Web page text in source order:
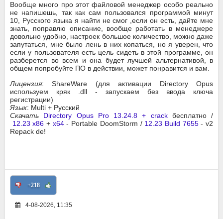
Вообще много про этот файловой менеджер особо реально
не напишешь, так как сам пользовался программой минут
10, Русского языка я найти не смог ,если он есть, дайте мне
знать, поправлю описание, вообще работать в менеджере
довольно удобно, настроек большое количество, можно даже
запутаться, мне было лень в них копаться, но я уверен, что
если у пользователя есть цель сидеть в этой программе, он
разберется во всем и она будет лучшей альтернативой, в
общем попробуйте ПО в действии, может понравится и вам.
Лицензия: ShareWare (для активации Directory Opus
используем кряк .dll - запускаем без ввода ключа
регистрации)
Язык: Multi + Русский
Скачать
Directory Opus Pro 13.24.8 + crackбесплатно /
12.23 x86 + x64- Portable DoomStorm / 12.23 Build 7655- v2
Repack de!
+218
4-08-2026, 11:35